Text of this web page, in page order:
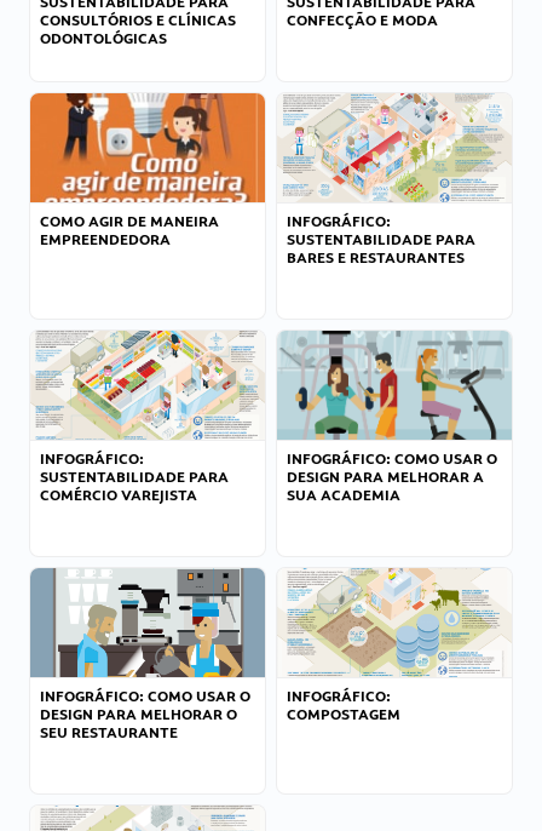
CONSULTÓRIOS E CLÍNICAS
ODONTOLÓGICAS
CONFECÇÃO E MODA
COMO AGIR DE MANEIRA
EMPREENDEDORA
INFOGRÁFICO:
SUSTENTABILIDADE PARA
BARES E RESTAURANTES
INFOGRÁFICO:
SUSTENTABILIDADE PARA
COMÉRCIO VAREJISTA
INFOGRÁFICO: COMO USAR O
DESIGN PARA MELHORAR A
SUA ACADEMIA
INFOGRÁFICO: COMO USAR O
DESIGN PARA MELHORAR O
SEU RESTAURANTE
INFOGRÁFICO:
COMPOSTAGEM